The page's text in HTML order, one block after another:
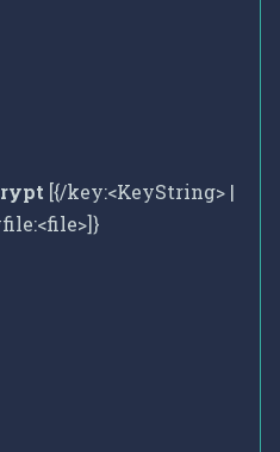
[{/key:<KeyString> |